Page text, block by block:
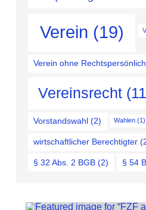
Verein (19)
Verein ohne
Vereinsrecht
Vorstandswahl (2) Wahlen(1)
wirtschaftlicher Berechtigter
§ 32 Abs. 2 BGB (2) § 54